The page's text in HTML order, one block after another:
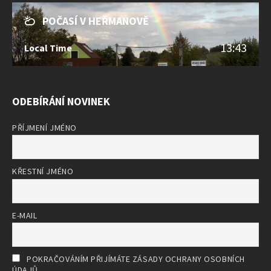
POČASÍ V HEŘMANOVĚ
Local Time 13:43
ODEBÍRÁNÍ NOVINEK
PŘÍJMENÍ JMÉNO
KŘESTNÍ JMÉNO
E-MAIL
POKRAČOVÁNÍM PŘIJÍMÁTE ZÁSADY OCHRANY OSOBNÍCH